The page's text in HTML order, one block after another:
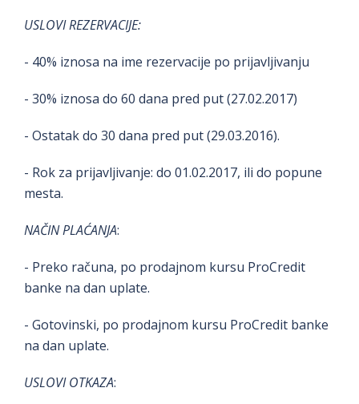
USLOVI REZERVACIJE:
- 40% iznosa na ime rezervacije po prijavljivanju
- 30% iznosa do 60 dana pred put (27.02.2017)
- Ostatak do 30 dana pred put (29.03.2016).
- Rok za prijavljivanje: do 01.02.2017, ili do popune
mesta.
NAČIN PLAĆANJA:
- Preko računa, po prodajnom kursu ProCredit
banke na dan uplate.
- Gotovinski, po prodajnom kursu ProCredit banke
na dan uplate.
USLOVI OTKAZA: